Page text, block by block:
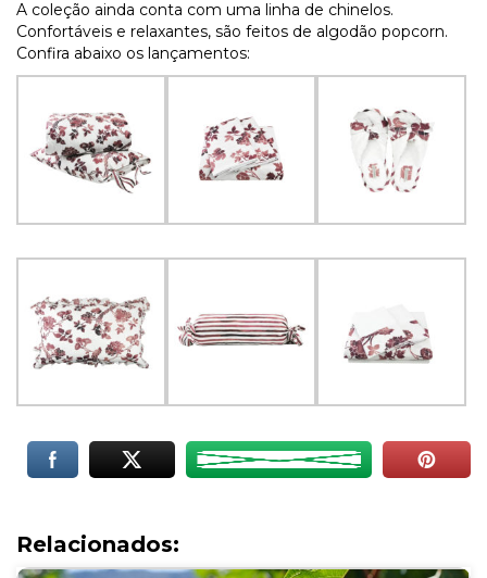
A coleção ainda conta com uma linha de chinelos.
Confortáveis e relaxantes, são feitos de algodão popcorn.
Confira abaixo os lançamentos:
Relacionados: